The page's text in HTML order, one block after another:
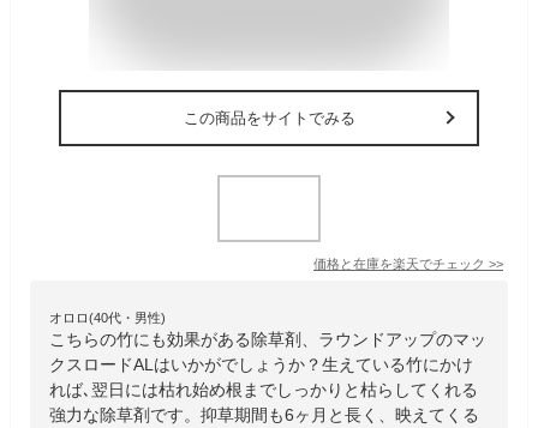
この商品をサイトでみる
価格と在庫を楽天でチェック >>
オロロ(40代・男性)
こちらの竹にも効果がある除草剤、ラウンドアップのマッ
クスロードALはいかがでしょうか？生えている竹にかけ
れば､翌日には枯れ始め根までしっかりと枯らしてくれる
強力な除草剤です。抑草期間も6ヶ月と長く、映えてくる